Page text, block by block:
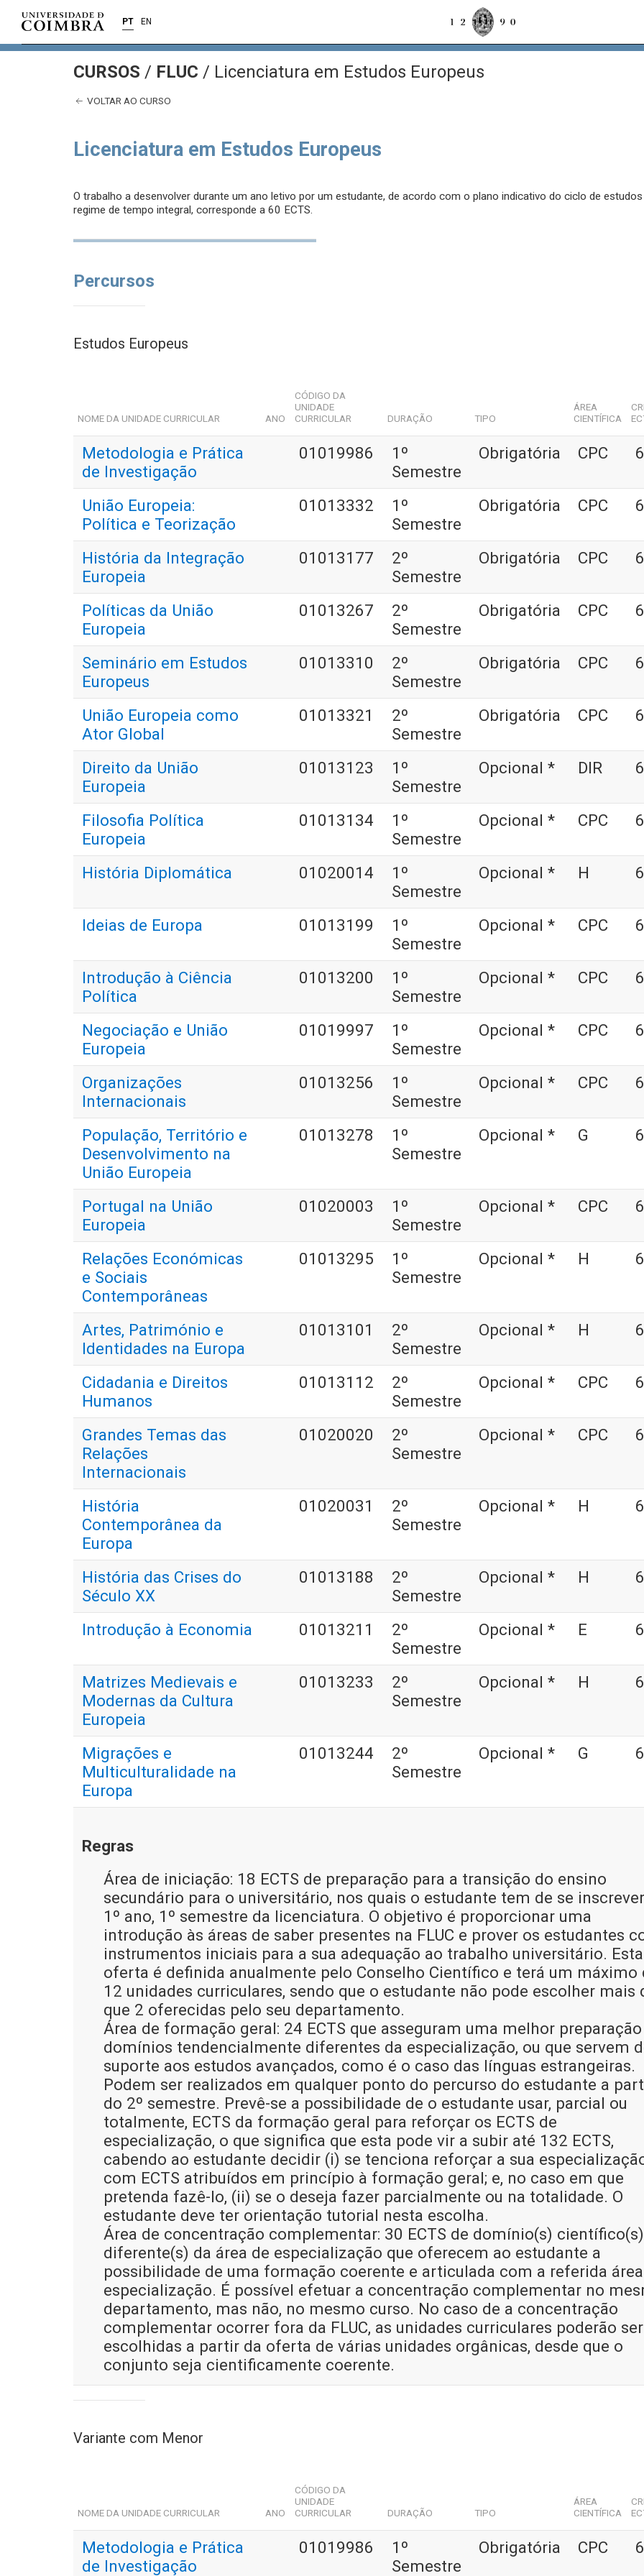
PT EN
CURSOS / FLUC / Licenciatura em Estudos Europeus
VOLTAR AO CURSO
Licenciatura em Estudos Europeus
O trabalho a desenvolver durante um ano letivo por um estudante, de acordo com o plano indicativo do ciclo de
regime de tempo integral, corresponde a 60 ECTS.
Percursos
Estudos Europeus
NOME DA UNIDADE CURRICULAR ANO
CÓDIGO DA
UNIDADE
CURRICULAR
DURAÇÃO TIPO
ÁREA
CIENTÍFICA
Metodologia e Prática
de Investigação
01019986
1º
Semestre
Obrigatória CPC
União Europeia:
Política e Teorização
01013332
1º
Semestre
Obrigatória CPC
História da Integração
Europeia
01013177
2º
Semestre
Obrigatória CPC
Políticas da União
Europeia
01013267
2º
Semestre
Obrigatória CPC
Seminário em Estudos
Europeus
01013310
2º
Semestre
Obrigatória CPC
União Europeia como
Ator Global
01013321
2º
Semestre
Obrigatória CPC
Direito da União
Europeia
01013123
1º
Semestre
Opcional * DIR
Filosofia Política
Europeia
01013134
1º
Semestre
Opcional * CPC
História Diplomática 01020014
1º
Semestre
Opcional * H
Ideias de Europa 01013199
1º
Semestre
Opcional * CPC
Introdução à Ciência
Política
01013200
1º
Semestre
Opcional * CPC
Negociação e União
Europeia
01019997
1º
Semestre
Opcional * CPC
Organizações
Internacionais
01013256
1º
Semestre
Opcional * CPC
População, Território e
Desenvolvimento na
União Europeia
01013278
1º
Semestre
Opcional * G
Portugal na União
Europeia
01020003
1º
Semestre
Opcional * CPC
Relações Económicas
e Sociais
Contemporâneas
01013295
1º
Semestre
Opcional * H
Artes, Património e
Identidades na Europa
01013101
2º
Semestre
Opcional * H
Cidadania e Direitos
Humanos
01013112
2º
Semestre
Opcional * CPC
Grandes Temas das
Relações
Internacionais
01020020
2º
Semestre
Opcional * CPC
História
Contemporânea da
Europa
01020031
2º
Semestre
Opcional * H
História das Crises do
Século XX
01013188
2º
Semestre
Opcional * H
Introdução à Economia 01013211
2º
Semestre
Opcional * E
Matrizes Medievais e
Modernas da Cultura
Europeia
01013233
2º
Semestre
Opcional * H
Migrações e
Multiculturalidade na
Europa
01013244
2º
Semestre
Opcional * G
Regras
Área de iniciação: 18 ECTS de preparação para a transição do ensino
secundário para o universitário, nos quais o estudante tem de se
1º ano, 1º semestre da licenciatura. O objetivo é proporcionar uma
introdução às áreas de saber presentes na FLUC e prover os estudantes
instrumentos iniciais para a sua adequação ao trabalho universitário. Esta
oferta é definida anualmente pelo Conselho Científico e terá um máximo
12 unidades curriculares, sendo que o estudante não pode escolher mais
que 2 oferecidas pelo seu departamento.
Área de formação geral: 24 ECTS que asseguram uma melhor
domínios tendencialmente diferentes da especialização, ou que servem
suporte aos estudos avançados, como é o caso das línguas estrangeiras.
Podem ser realizados em qualquer ponto do percurso do estudante a
do 2º semestre. Prevê-se a possibilidade de o estudante usar, parcial ou
totalmente, ECTS da formação geral para reforçar os ECTS de
especialização, o que significa que esta pode vir a subir até 132 ECTS,
cabendo ao estudante decidir (i) se tenciona reforçar a sua
com ECTS atribuídos em princípio à formação geral; e, no caso em que
pretenda fazê-lo, (ii) se o deseja fazer parcialmente ou na totalidade. O
estudante deve ter orientação tutorial nesta escolha.
Área de concentração complementar: 30 ECTS de domínio(s) científico(s)
diferente(s) da área de especialização que oferecem ao estudante a
possibilidade de uma formação coerente e articulada com a referida
especialização. É possível efetuar a concentração complementar no
departamento, mas não, no mesmo curso. No caso de a concentração
complementar ocorrer fora da FLUC, as unidades curriculares poderão ser
escolhidas a partir da oferta de várias unidades orgânicas, desde que o
conjunto seja cientificamente coerente.
Variante com Menor
NOME DA UNIDADE CURRICULAR ANO
CÓDIGO DA
UNIDADE
CURRICULAR
DURAÇÃO TIPO
ÁREA
CIENTÍFICA
Metodologia e Prática
de Investigação
01019986
1º
Semestre
Obrigatória CPC